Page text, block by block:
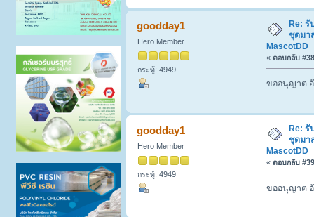
goodday1
Hero Member
กระทู้: 4949
Re: รั
ชุดมา
MascotDD
« ตอบกลับ
ขออนุญาต
goodday1
Hero Member
กระทู้: 4949
Re: รั
ชุดมา
MascotDD
« ตอบกลับ
ขออนุญาต